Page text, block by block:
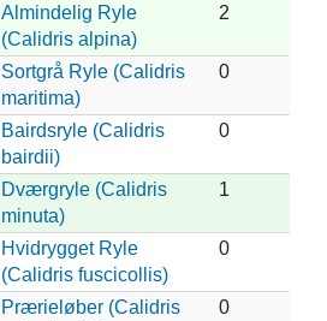
Almindelig Ryle
(Calidris alpina)
2
Sortgrå Ryle (Calidris
maritima)
0
Bairdsryle (Calidris
bairdii)
0
Dværgryle (Calidris
minuta)
1
Hvidrygget Ryle
(Calidris fuscicollis)
0
Prærieløber (Calidris
0